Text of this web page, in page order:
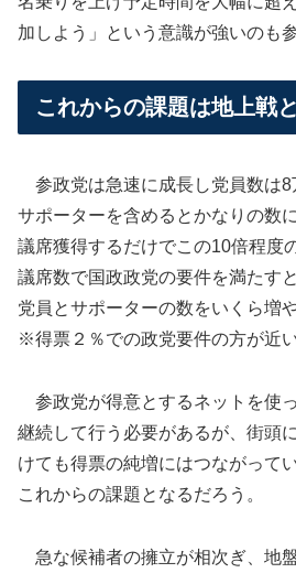
加しよう」という意識が強いのも
これからの課題は地上戦
参政党は急速に成長し党員数は8
サポーターを含めるとかなりの数
議席獲得するだけでこの10倍程度
議席数で国政政党の要件を満たす
党員とサポーターの数をいくら増
※得票２％での政党要件の方が近
参政党が得意とするネットを使
継続して行う必要があるが、街頭
けても得票の純増にはつながって
これからの課題となるだろう。
急な候補者の擁立が相次ぎ、地